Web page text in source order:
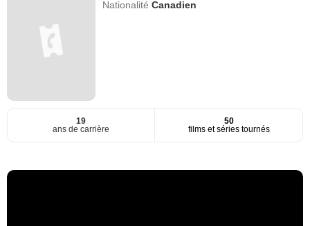
NationalitéCanadien
19
ans de carrière
50
films et séries tournés